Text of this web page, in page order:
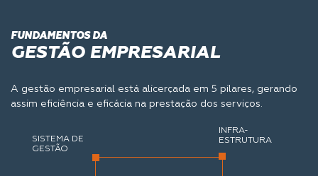
FUNDAMENTOS DA
GESTÃO EMPRESARIAL
A gestão empresarial está alicerçada em 5 pilares, gerando
assim eficiência e eficácia na prestação dos serviços.
SISTEMA DE
GESTÃO
INFRA-
ESTRUTURA